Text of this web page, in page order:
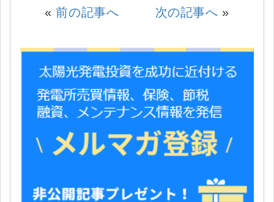
«前の記事へ 次の記事へ »